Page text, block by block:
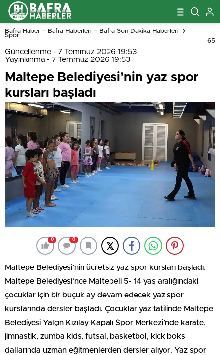
Bafra Haber – Bafra Haberleri – Bafra Son Dakika Haberleri
Spor
65
Güncellenme - 7 Temmuz 2026 19:53
Yayınlanma - 7 Temmuz 2026 19:53
Maltepe Belediyesi’nin yaz spor
kursları başladı
0 0
Maltepe Belediyesi’nin ücretsiz yaz spor kursları başladı.
Maltepe Belediyesi’nce Maltepeli 5- 14 yaş aralığındaki
çocuklar için bir buçuk ay devam edecek yaz spor
kurslarında dersler başladı. Çocuklar yaz tatilinde Maltepe
Belediyesi Yalçın Kızılay Kapalı Spor Merkezi’nde karate,
jimnastik, zumba kids, futsal, basketbol, kick boks
dallarında uzman eğitmenlerden dersler alıyor. Yaz spor